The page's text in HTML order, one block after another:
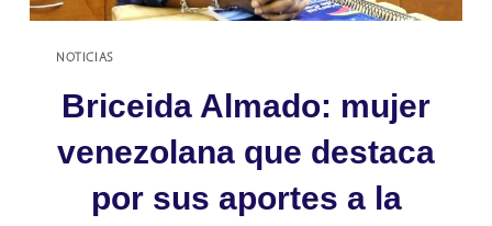
DESARROLLO
NOTICIAS
Briceida Almado: mujer
venezolana que destaca
por sus aportes a la